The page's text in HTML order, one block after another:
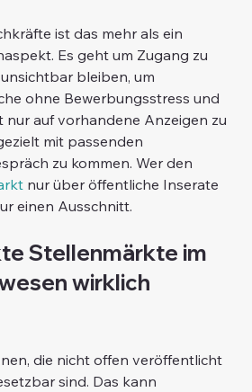
ist das mehr als ein
Es geht um Zugang zu
bleiben, um
ohne Bewerbungsstress und
nur auf vorhandene Anzeigen zu
mit passenden
zu kommen. Wer den
nur über öffentliche Inserate
einen Ausschnitt.
Stellenmärkte im
wirklich
die nicht offen veröffentlicht
sind. Das kann